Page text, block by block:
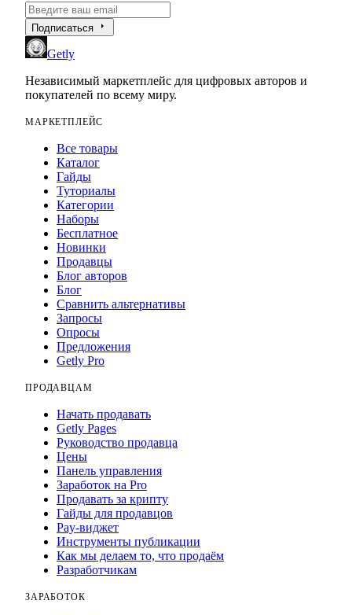
Подписаться arrow_right
Getly
Независимый маркетплейс для цифровых авторов и
покупателей по всему миру.
МАРКЕТПЛЕЙС
Все товары
Каталог
Гайды
Туториалы
Категории
Наборы
Бесплатное
Новинки
Продавцы
Блог авторов
Блог
Сравнить альтернативы
Запросы
Опросы
Предложения
Getly Pro
ПРОДАВЦАМ
Начать продавать
Getly Pages
Руководство продавца
Цены
Панель управления
Заработок на Pro
Продавать за крипту
Гайды для продавцов
Pay-виджет
Инструменты публикации
Как мы делаем то, что продаём
Разработчикам
ЗАРАБОТОК